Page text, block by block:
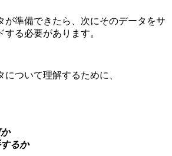
が準備できたら、次にそのデータをサ
る必要があります。
ついて理解するために、
るか